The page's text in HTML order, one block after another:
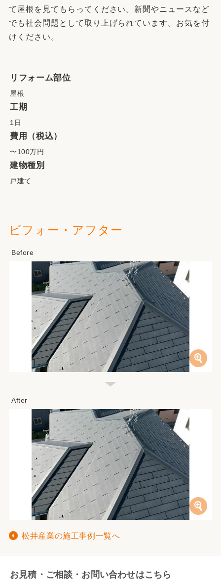
て屋根を見てもらってください。新聞やニュースなど
でも社会問題として取り上げられています。お気を付
けください。
リフォーム部位
屋根
工期
1日
費用（税込）
〜100万円
建物種別
戸建て
ビフォー・アフター
松井産業の施工事例一覧へ
お見積・ご相談・お問い合わせはこちら